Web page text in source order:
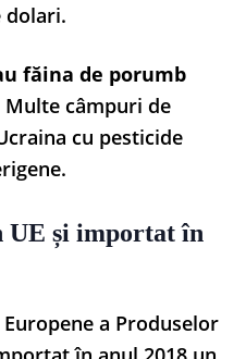
dolari.
făina de porumb
Multe câmpuri de
cu pesticide
UE și importat în
a Produselor